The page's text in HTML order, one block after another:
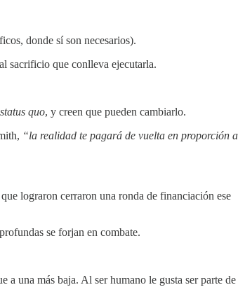
donde sí son necesarios).
sacrificio que conlleva ejecutarla.
status quo, y creen que pueden cambiarlo.
“la realidad te pagará de vuelta en proporción a
lograron cerraron una ronda de financiación ese
se forjan en combate.
a una más baja. Al ser humano le gusta ser parte de